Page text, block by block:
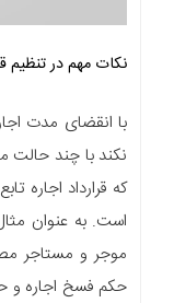
نکات مهم در تنظیم
با انقضای مدت
نکند با چند حالت
که قرارداد اجاره
است. به عنوان